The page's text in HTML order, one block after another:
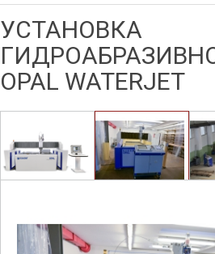
УСТАНОВКА
OPAL WATERJET